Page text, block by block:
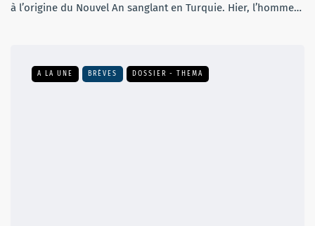
à l’origine du Nouvel An sanglant en Turquie. Hier, l’homme…
A LA UNE BRÈVES DOSSIER - THEMA